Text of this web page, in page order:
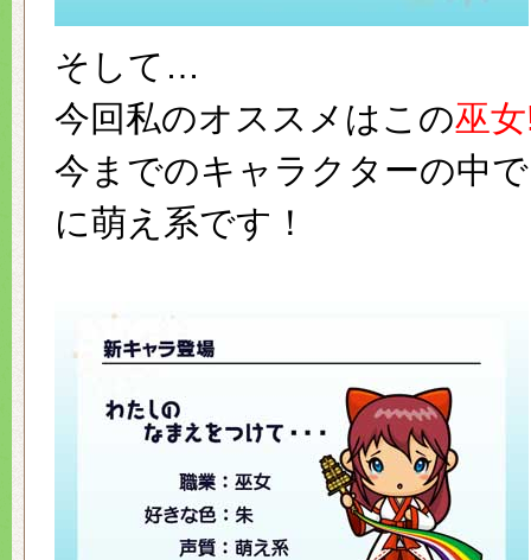
そして…
今回私のオススメはこの巫
今までのキャラクターの中
に萌え系です！